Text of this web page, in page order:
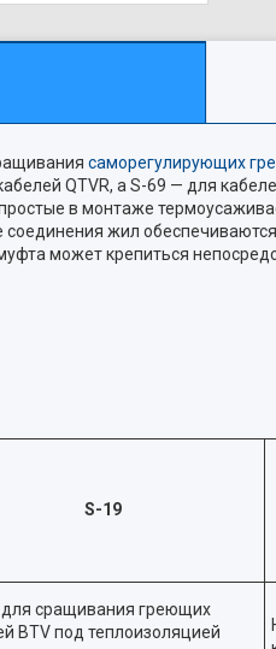
саморегулирующих
QTVR, a S-69 — для
в монтаже
жил
может крепиться
S-19
для сращивания греющих
BTV под теплоизоляцией